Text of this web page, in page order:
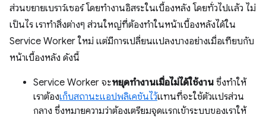
ส่วนขยายเบราว์เซอร์ โดยทำงานอิสระในเบื้องหลัง โดยทั่วไปแล้ว ไม่
เป็นไร เราทําสิ่งต่างๆ ส่วนใหญ่ที่ต้องทำในหน้าเบื้องหลังได้ใน
Service Worker ใหม่ แต่มีการเปลี่ยนแปลงบางอย่างเมื่อเทียบกับ
หน้าเบื้องหลัง ดังนี้
Service Worker จะหยุดทำงานเมื่อไม่ได้ใช้งาน ซึ่งทำให้
เราต้องเก็บสถานะแอปพลิเคชันไว้แทนที่จะใช้ตัวแปรส่วน
กลาง ซึ่งหมายความว่าต้องเตรียมจุดแรกเข้าระบบของเราให้